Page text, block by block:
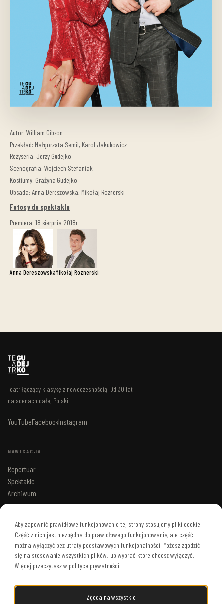
Autor: William Gibson
Przekład: Małgorzata Semil, Karol Jakubowicz
Reżyseria: Jerzy Gudejko
Scenografia: Wojciech Stefaniak
Kostiumy: Grażyna Gudejko
Obsada: Anna Dereszowska, Mikołaj Roznerski
Fotosy do spektaklu
Premiera: 18 sierpnia 2018r
Anna DereszowskaMikołaj Roznerski
Teatr łączący klasykę z nowoczesnością. Od 30 lat
na scenach całej Polski.
YouTubeFacebookInstagram
NAWIGACJA
Repertuar
Spektakle
Archiwum
KONTAKT
ul. Chełmska 21, Warszawa
+48 696 936 771
biuro@teatrgudejko.pl
Aby zapewnić prawidłowe funkcjonowanie tej strony stosujemy pliki cookie.
Część z nich jest niezbędna do prawidłowego funkcjonowania, ale część
można wyłączyć bez utraty podstawowych funkcjonalności. Możesz zgodzić
się na stosowanie wszystkich plików, lub wybrać które chcesz wyłączyć.
Więcej przeczytasz w polityce prywatności
Zgoda na wszystkie